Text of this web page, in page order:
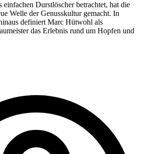
einfachen Durstlöscher betrachtet, hat die
Welle der Genusskultur gemacht. In
definiert Marc Hütwohl als
das Erlebnis rund um Hopfen und